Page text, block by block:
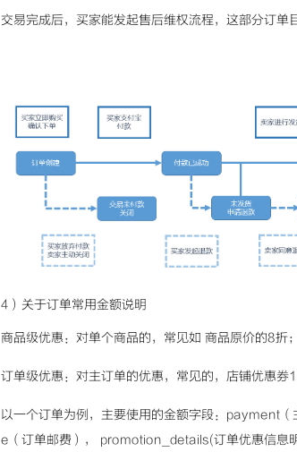
交易完成后，买家能发起售后维权流程，这部分订单
4）关于订单常用金额说明
商品级优惠：对单个商品的，常见如 商品原价的8折
订单级优惠：对主订单的优惠，常见的，店铺优惠
以一个订单为例，主要使用的金额字段：payment
e（订单邮费）， promotion_details(订单优惠信息